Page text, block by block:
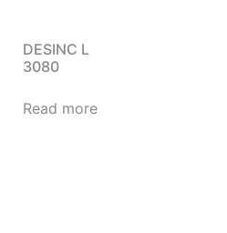
DESINC L
3080
Read more